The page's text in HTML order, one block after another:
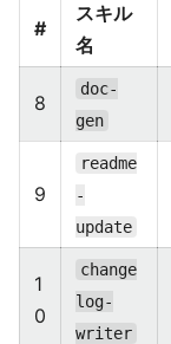
#
スキル
名
8
doc-
gen
9
readme
-
update
1
0
change
log-
writer